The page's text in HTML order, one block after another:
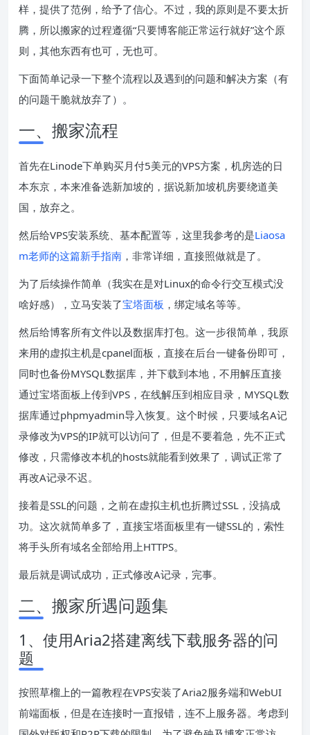
样，提供了范例，给予了信心。不过，我的原则是不要太折
腾，所以搬家的过程遵循“只要博客能正常运行就好”这个原
则，其他东西有也可，无也可。
下面简单记录一下整个流程以及遇到的问题和解决方案（有
的问题干脆就放弃了）。
一、搬家流程
首先在Linode下单购买月付5美元的VPS方案，机房选的日
本东京，本来准备选新加坡的，据说新加坡机房要绕道美
国，放弃之。
然后给VPS安装系统、基本配置等，这里我参考的是Liaosa
m老师的这篇新手指南 ，非常详细，直接照做就是了。
为了后续操作简单（我实在是对Linux的命令行交互模式没
啥好感），立马安装了宝塔面板 ，绑定域名等等。
然后给博客所有文件以及数据库打包。这一步很简单，我原
来用的虚拟主机是cpanel面板，直接在后台一键备份即可，
同时也备份MYSQL数据库，并下载到本地，不用解压直接
通过宝塔面板上传到VPS，在线解压到相应目录，MYSQL数
据库通过phpmyadmin导入恢复。这个时候，只要域名A记
录修改为VPS的IP就可以访问了，但是不要着急，先不正式
修改，只需修改本机的hosts就能看到效果了，调试正常了
再改A记录不迟。
接着是SSL的问题，之前在虚拟主机也折腾过SSL，没搞成
功。这次就简单多了，直接宝塔面板里有一键SSL的，索性
将手头所有域名全部给用上HTTPS。
最后就是调试成功，正式修改A记录，完事。
二、搬家所遇问题集
1、使用Aria2搭建离线下载服务器的问
题
按照草榴上的一篇教程在VPS安装了Aria2服务端和WebUI
前端面板，但是在连接时一直报错，连不上服务器。考虑到